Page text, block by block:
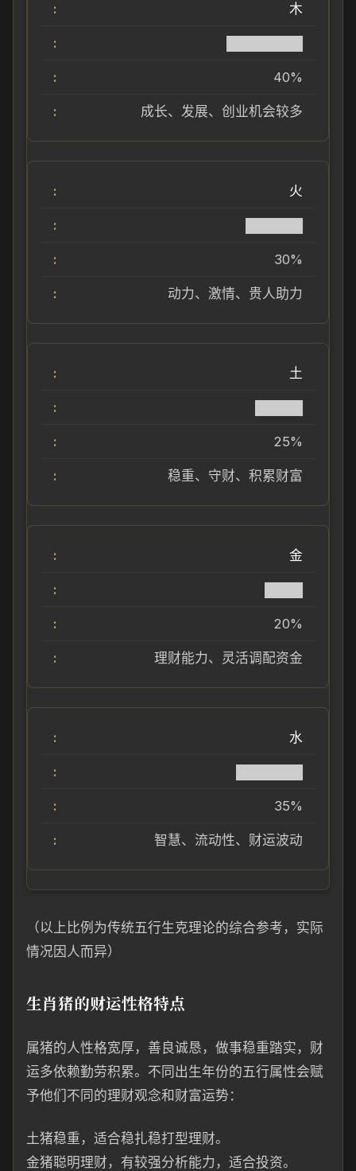
木
40%
成长、发展、创业机会较多
火
30%
动力、激情、贵人助力
土
25%
稳重、守财、积累财富
金
20%
理财能力、灵活调配资金
水
35%
智慧、流动性、财运波动
（以上比例为传统五行生克理论的综合参考，实际
情况因人而异）
生肖猪的财运性格特点
属猪的人性格宽厚，善良诚恳，做事稳重踏实，财
运多依赖勤劳积累。不同出生年份的五行属性会赋
予他们不同的理财观念和财富运势：
土猪稳重，适合稳扎稳打型理财。
金猪聪明理财，有较强分析能力，适合投资。